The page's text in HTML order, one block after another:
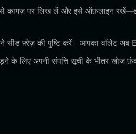
इसे कागज़ पर लिख लें और इसे ऑफ़लाइन
फ़्रेज़ की पुष्टि करें। आपका वॉलेट अब
के लिए अपनी संपत्ति सूची के भीतर खोज